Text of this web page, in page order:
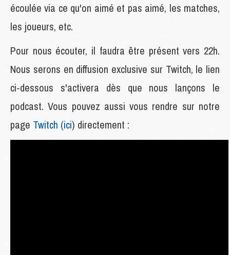
écoulée via ce qu'on aimé et pas aimé, les matches,
les joueurs, etc.
Pour nous écouter, il faudra être présent vers 22h.
Nous serons en diffusion exclusive sur Twitch, le lien
ci-dessous s'activera dès que nous lançons le
podcast. Vous pouvez aussi vous rendre sur notre
page Twitch (ici) directement :